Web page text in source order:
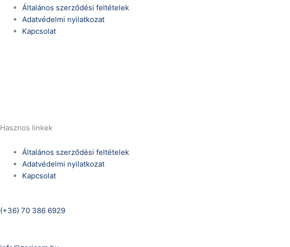
Általános szerződési feltételek
Adatvédelmi nyilatkozat
Kapcsolat
Hasznos linkek
Általános szerződési feltételek
Adatvédelmi nyilatkozat
Kapcsolat
(+36) 70 386 6929